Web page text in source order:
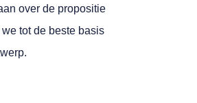
over de propositie
tot de beste basis